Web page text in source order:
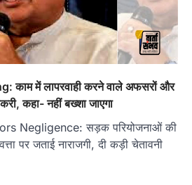
काम में लापरवाही करने वाले अफसरों और
कहा- नहीं बख्शा जाएगा
Negligence: सड़क परियोजनाओं की
पर जताई नाराजगी, दी कड़ी चेतावनी